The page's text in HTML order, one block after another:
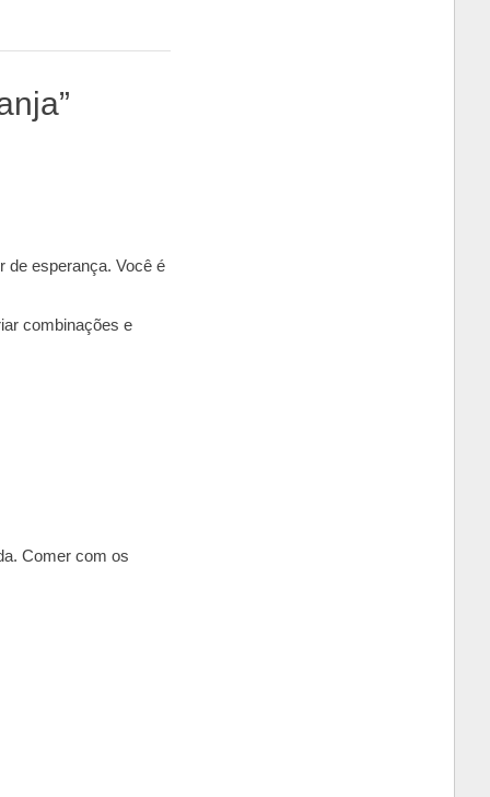
”
de esperança. Você é
combinações e
Comer com os